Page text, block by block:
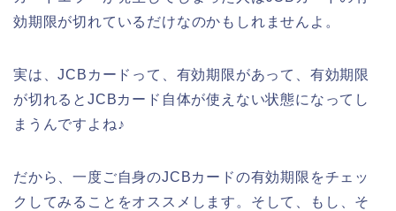
効期限が切れているだけなのかもしれませんよ。
実は、JCBカードって、有効期限があって、有効期限
が切れるとJCBカード自体が使えない状態になってし
まうんですよね♪
だから、一度ご自身のJCBカードの有効期限をチェッ
クしてみることをオススメします。そして、もし、そ